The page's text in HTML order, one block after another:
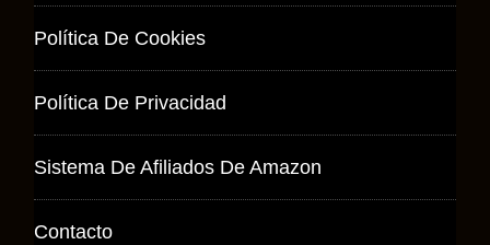
Política De Cookies
Política De Privacidad
Sistema De Afiliados De Amazon
Contacto